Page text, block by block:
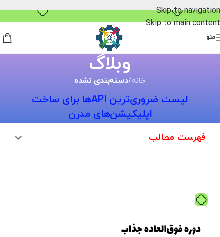
خرید قسطی با ترب‌پی
Skip to navigation
Skip to main content
منو
وبلاگ
خانه/دسته‌بندی نشده
لیست ضروری‌ترین API‌ها برای ساخت
اپلیکیشن‌های مدرن
فهرست مطالب